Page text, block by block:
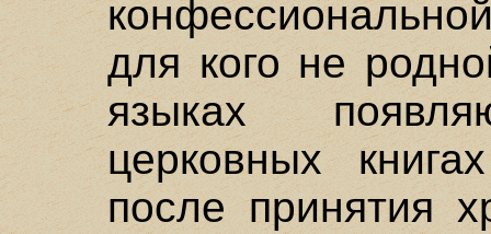
для кого не
языках
церковных
после принятия